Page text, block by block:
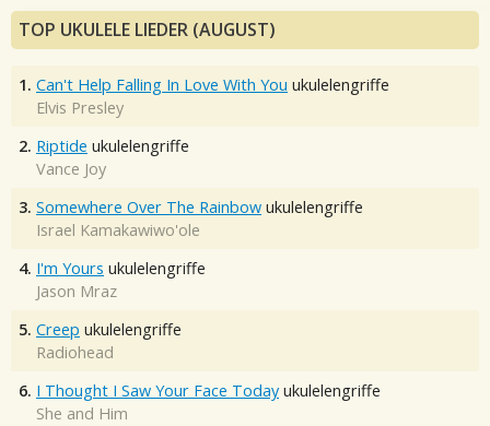
TOP UKULELE LIEDER (AUGUST)
1. Can't Help Falling In Love With You ukulelengriffe
Elvis Presley
2. Riptide ukulelengriffe
Vance Joy
3. Somewhere Over The Rainbow ukulelengriffe
Israel Kamakawiwo'ole
4. I'm Yours ukulelengriffe
Jason Mraz
5. Creep ukulelengriffe
Radiohead
6. I Thought I Saw Your Face Today ukulelengriffe
She and Him